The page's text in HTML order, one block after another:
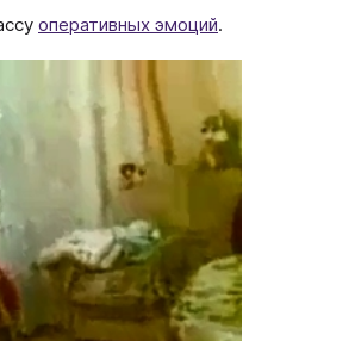
оперативных эмоций.